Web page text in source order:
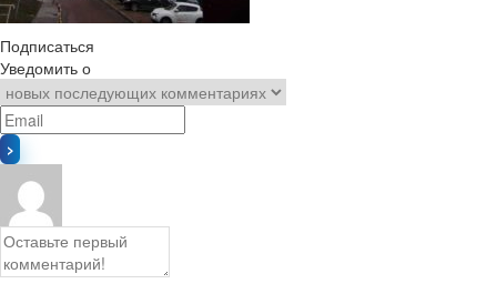
Подписаться
Уведомить о